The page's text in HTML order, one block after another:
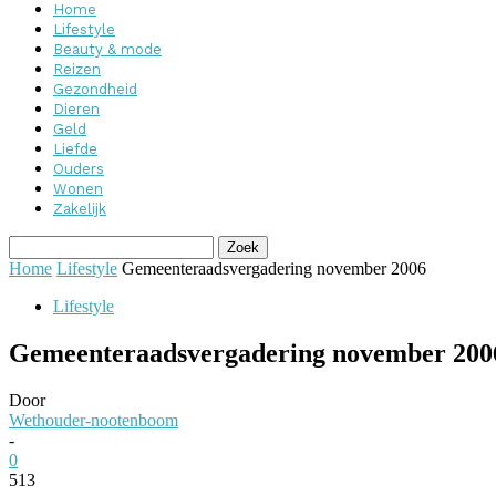
Home
Lifestyle
Beauty & mode
Reizen
Gezondheid
Dieren
Geld
Liefde
Ouders
Wonen
Zakelijk
Home Lifestyle Gemeenteraadsvergadering november 2006
Lifestyle
Gemeenteraadsvergadering november
Door
Wethouder-nootenboom
-
0
513